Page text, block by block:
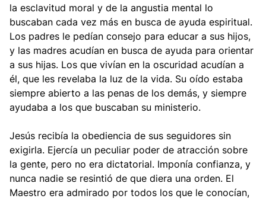
la esclavitud moral y de la angustia mental lo
buscaban cada vez más en busca de ayuda espiritual.
Los padres le pedían consejo para educar a sus hijos,
y las madres acudían en busca de ayuda para orientar
a sus hijas. Los que vivían en la oscuridad acudían a
él, que les revelaba la luz de la vida. Su oído estaba
siempre abierto a las penas de los demás, y siempre
ayudaba a los que buscaban su ministerio.
Jesús recibía la obediencia de sus seguidores sin
exigirla. Ejercía un peculiar poder de atracción sobre
la gente, pero no era dictatorial. Imponía confianza, y
nunca nadie se resintió de que diera una orden. El
Maestro era admirado por todos los que le conocían,